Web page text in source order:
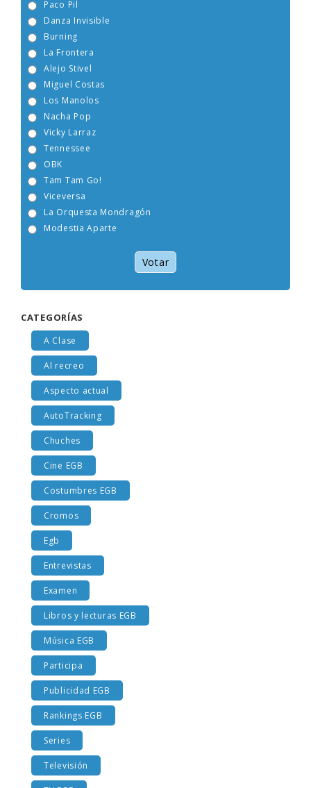
Burning
Alejo Stivel
Miguel Costas
Nacha Pop
Vicky Larraz
La Orquesta Mondragón
Modestia Aparte
Votar
CATEGORÍAS
A Clase
Al recreo
Aspecto actual
AutoTracking
Chuches
Cine EGB
Costumbres EGB
Cromos
Egb
Entrevistas
Examen
Libros y lecturas EGB
Música EGB
Participa
Publicidad EGB
Rankings EGB
Series
Televisión